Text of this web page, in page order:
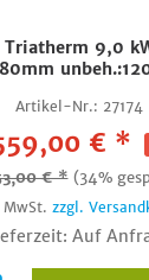
9,0
Artikel-Nr.: 27174
€ *
€ * (34%
zzgl.
Auf